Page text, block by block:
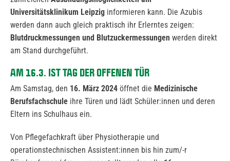
Universitätsklinikum Leipzig informieren kann. Die Azubis
werden dann auch gleich praktisch ihr Erlerntes zeigen:
Blutdruckmessungen und Blutzuckermessungen werden direkt
am Stand durchgeführt.
AM 16.3. IST TAG DER OFFENEN TÜR
Am Samstag, den 16. März 2024 öffnet die Medizinische
Berufsfachschule ihre Türen und lädt Schüler:innen und deren
Eltern ins Schulhaus ein.
Von Pflegefachkraft über Physiotherapie und
operationstechnischen Assistent:innen bis hin zum/-r